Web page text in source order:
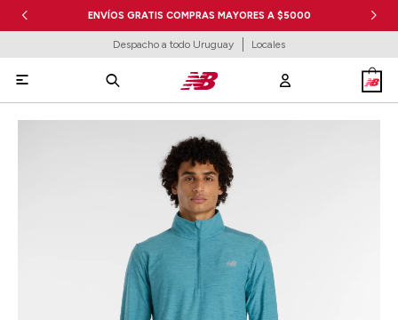
ENVÍOS GRATIS COMPRAS MAYORES A $5000
Despacho a todo Uruguay Locales
